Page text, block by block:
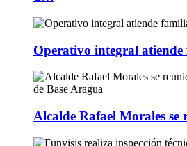
Operativo integral
Alcalde Rafael Morales